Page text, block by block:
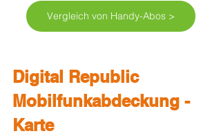
Vergleich von Handy-Abos >
Digital Republic
Mobilfunkabdeckung -
Karte